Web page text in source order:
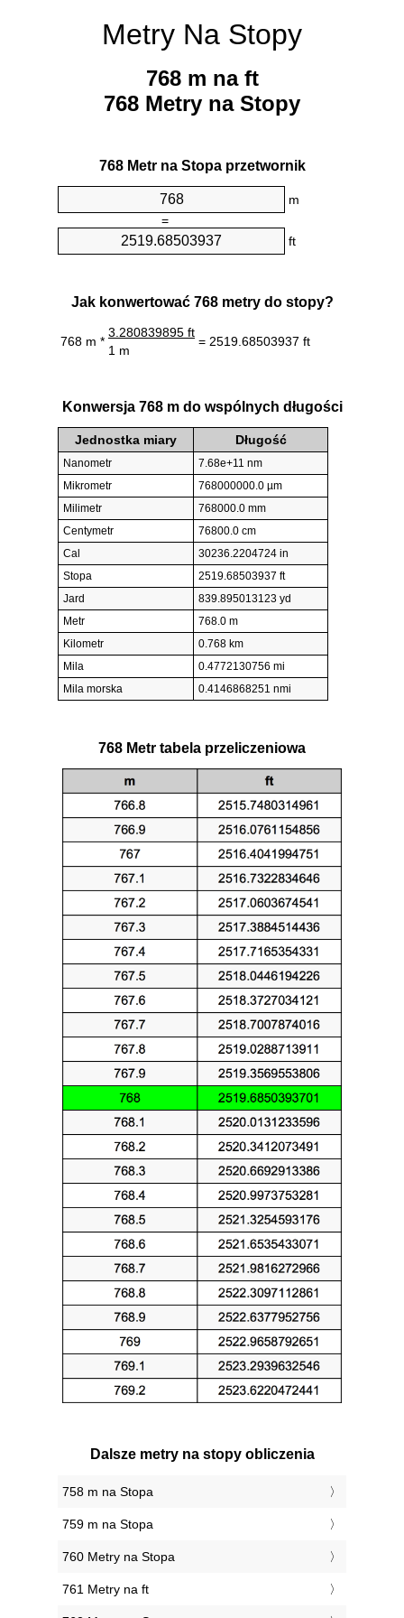
Metry Na Stopy
768 m na ft
768 Metry na Stopy
768 Metr na Stopa przetwornik
m
=
ft
Jak konwertować 768 metry do stopy?
768 m *
3.280839895 ft
= 2519.68503937 ft
1 m
Konwersja 768 m do wspólnych długości
Jednostka miary Długość
Nanometr
7.68e+11 nm
Mikrometr
768000000.0 µm
Milimetr
768000.0 mm
Centymetr
76800.0 cm
Cal
30236.2204724 in
Stopa
2519.68503937 ft
Jard
839.895013123 yd
Metr
768.0 m
Kilometr
0.768 km
Mila
0.4772130756 mi
Mila morska
0.4146868251 nmi
768 Metr tabela przeliczeniowa
Dalsze metry na stopy obliczenia
758 m na Stopa
759 m na Stopa
760 Metry na Stopa
761 Metry na ft